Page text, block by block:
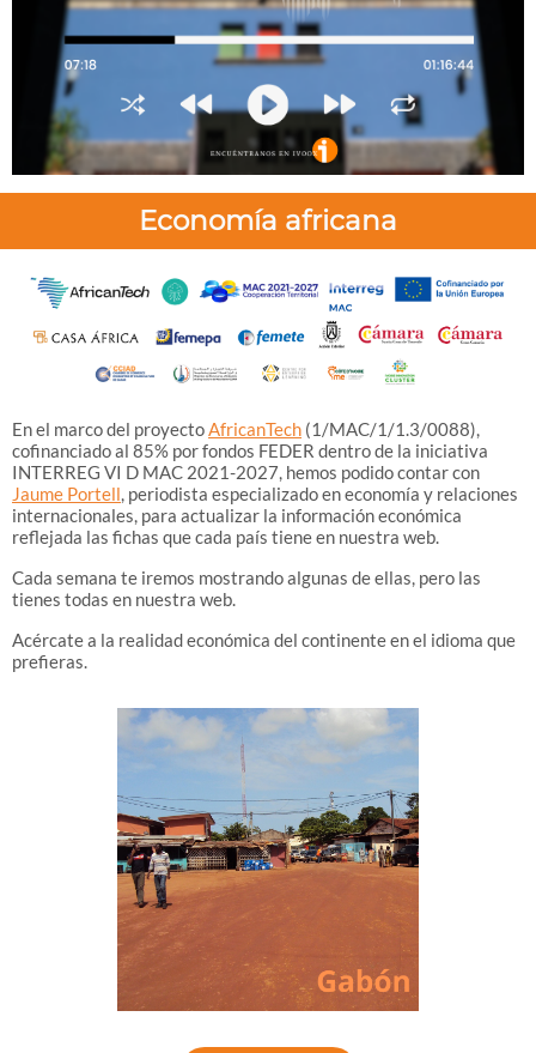
Economía africana
En el marco del proyectoAfricanTech (1/MAC/1/1.3/0088),
cofinanciado al 85% por fondos FEDER dentro de la iniciativa
INTERREG VI D MAC 2021-2027, hemos podido contar con
Jaume Portell, periodista especializado en economía y relaciones
internacionales, para actualizar la información económica
reflejada las fichas que cada país tiene en nuestra web.
Cada semana te iremos mostrando algunas de ellas, pero las
tienes todas en nuestra web.
Acércate a la realidad económica del continente en el idioma que
prefieras.